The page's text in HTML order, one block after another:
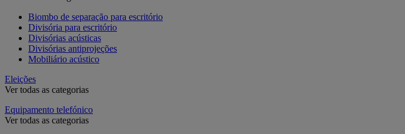
Biombo de separação para escritório
Divisória para escritório
Divisórias acústicas
Divisórias antiprojeções
Mobiliário acústico
Eleições
Ver todas as categorias
Equipamento telefónico
Ver todas as categorias